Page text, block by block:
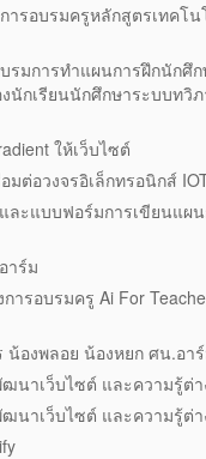
การอบรมครูหลักสูตรเทคโ
รมการทำแผนการฝึกนักศึ
นักเรียนนักศึกษาระบบทวิ
ให้เว็บไซต์
มต่อวงจรอิเล็กทรอนิกส์
ละแบบฟอร์มการเขียนแผน
าร์ม
การอบรมครู Ai For
น้องพลอย น้องหยก ศน.อา
นาเว็บไซต์ และความรู้ต่า
นาเว็บไซต์ และความรู้ต่า